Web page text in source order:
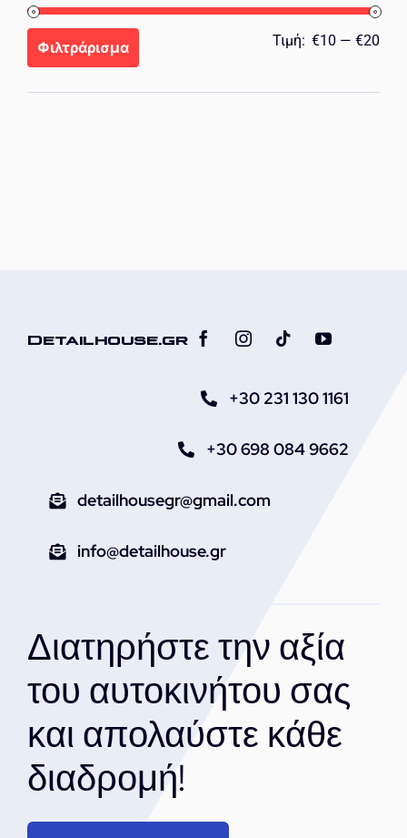
Φιλτράρισμα Τιμή: €10 — €20
Detailhouse.gr
+30 231 130 1161
+30 698 084 9662
detailhousegr@gmail.com
info@detailhouse.gr
Διατηρήστε την αξία
του αυτοκινήτου σας
και απολαύστε κάθε
διαδρομή!